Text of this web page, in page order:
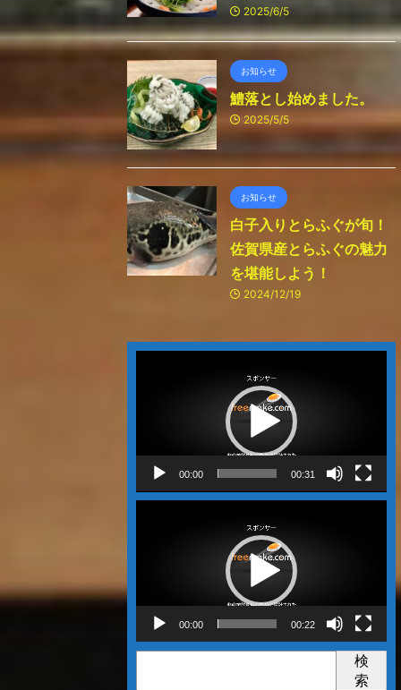
2025/6/5
お知らせ
鱧落とし始めました。
2025/5/5
お知らせ
白子入りとらふぐが旬！
佐賀県産とらふぐの魅力
を堪能しよう！
2024/12/19
ヤ
00:00 00:31
ヤ
00:00 00:22
検
索